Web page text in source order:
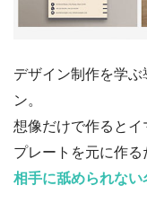
デザイン制作を学
ン。
想像だけで作ると
プレートを元に作る
相手に舐められな